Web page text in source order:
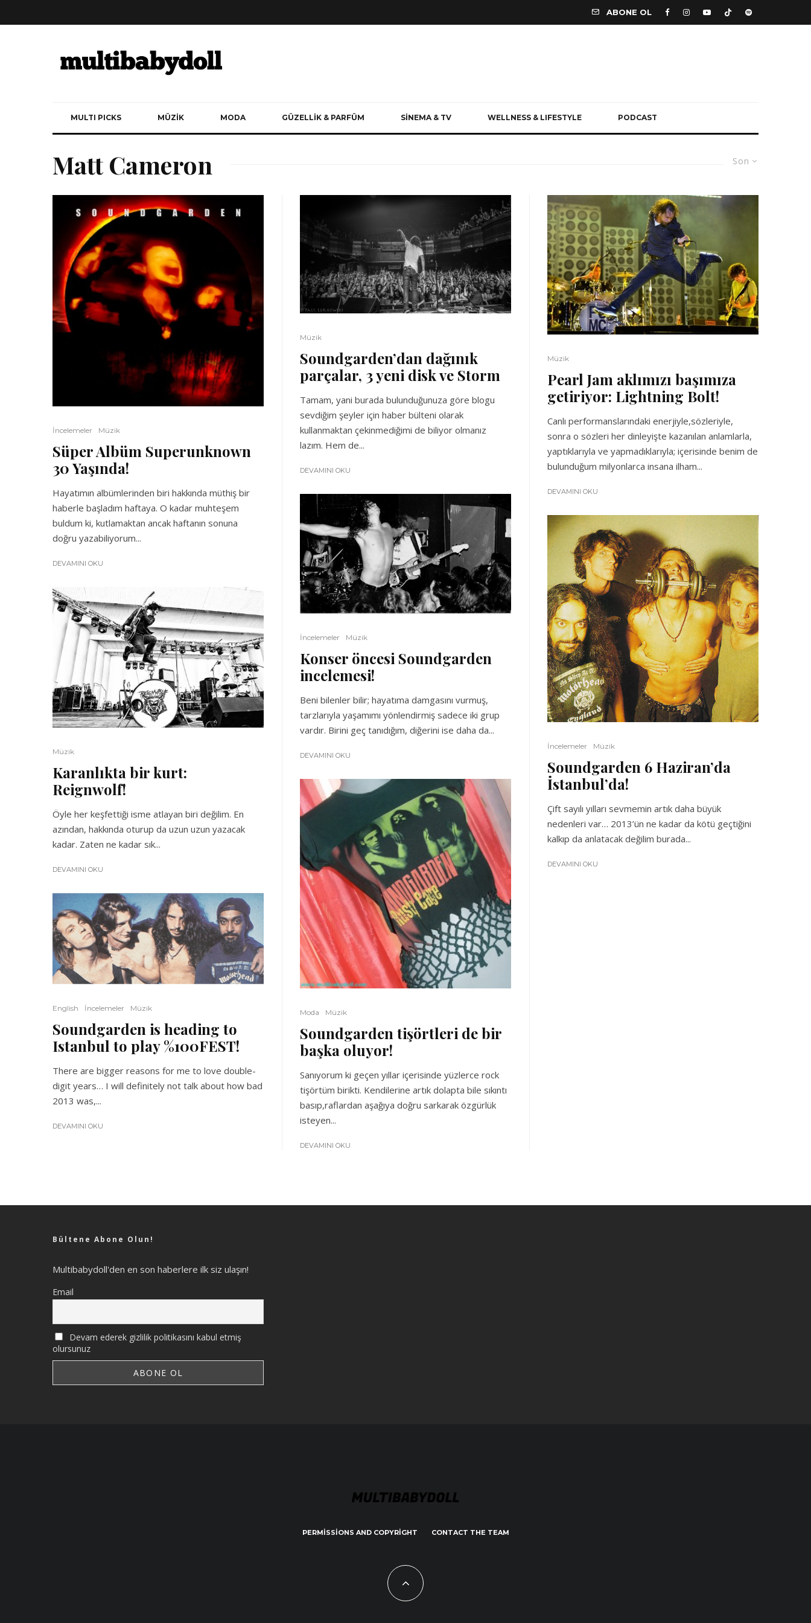
ABONE OL
MULTI PICKS MÜZİK MODA GÜZELLİK & PARFÜM SİNEMA & TV WELLNESS & LIFESTYLE PODCAST
Son
Matt Cameron
İncelemeler Müzik
Süper Albüm Superunknown
30 Yaşında!
Hayatımın albümlerinden biri hakkında müthiş bir
haberle başladım haftaya. O kadar muhteşem
buldum ki, kutlamaktan ancak haftanın sonuna
doğru yazabiliyorum...
DEVAMINI OKU
Müzik
Karanlıkta bir kurt:
Reignwolf!
Öyle her keşfettiği isme atlayan biri değilim. En
azından, hakkında oturup da uzun uzun yazacak
kadar. Zaten ne kadar sık...
DEVAMINI OKU
English İncelemeler Müzik
Soundgarden is heading to
Istanbul to play %100FEST!
There are bigger reasons for me to love double-
digit years… I will definitely not talk about how bad
2013 was,...
DEVAMINI OKU
Müzik
Soundgarden’dan dağınık
parçalar, 3 yeni disk ve Storm
Tamam, yani burada bulunduğunuza göre blogu
sevdiğim şeyler için haber bülteni olarak
kullanmaktan çekinmediğimi de biliyor olmanız
lazım. Hem de...
DEVAMINI OKU
İncelemeler Müzik
Konser öncesi Soundgarden
incelemesi!
Beni bilenler bilir; hayatıma damgasını vurmuş,
tarzlarıyla yaşamımı yönlendirmiş sadece iki grup
vardır. Birini geç tanıdığım, diğerini ise daha da...
DEVAMINI OKU
Moda Müzik
Soundgarden tişörtleri de bir
başka oluyor!
Sanıyorum ki geçen yıllar içerisinde yüzlerce rock
tişörtüm birikti. Kendilerine artık dolapta bile sıkıntı
basıp,raflardan aşağıya doğru sarkarak özgürlük
isteyen...
DEVAMINI OKU
Müzik
Pearl Jam aklımızı başımıza
getiriyor: Lightning Bolt!
Canlı performanslarındaki enerjiyle,sözleriyle,
sonra o sözleri her dinleyişte kazanılan anlamlarla,
yaptıklarıyla ve yapmadıklarıyla; içerisinde benim de
bulunduğum milyonlarca insana ilham...
DEVAMINI OKU
İncelemeler Müzik
Soundgarden 6 Haziran’da
İstanbul’da!
Çift sayılı yılları sevmemin artık daha büyük
nedenleri var… 2013’ün ne kadar da kötü geçtiğini
kalkıp da anlatacak değilim burada...
DEVAMINI OKU
Bültene Abone Olun!
Multibabydoll'den en son haberlere ilk siz ulaşın!
Email
Devam ederek gizlilik politikasını kabul etmiş
olursunuz
PERMISSIONS AND COPYRIGHT CONTACT THE TEAM